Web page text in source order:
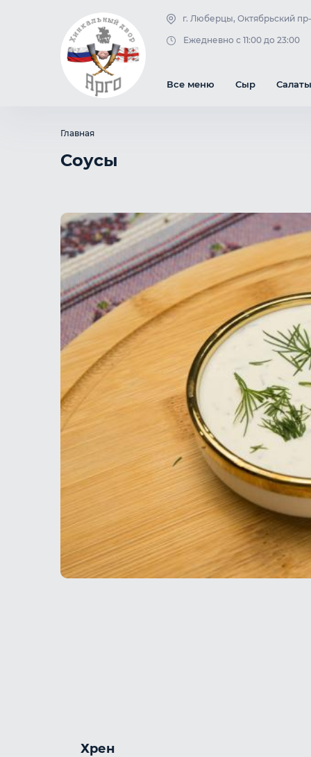
г. Люберцы, Октябрьский пр-
Ежедневно с 11:00 до 23:00
Все меню Сыр Салаты
Горячие блюда
Блюда из рыбы
Десерты
Варенье
Напитки
Чай в чайнике
Главная
Соусы
Хрен